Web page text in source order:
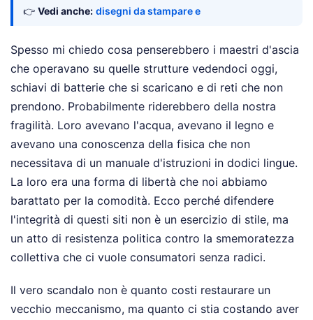
👉 Vedi anche: disegni da stampare e
Spesso mi chiedo cosa penserebbero i maestri d'ascia
che operavano su quelle strutture vedendoci oggi,
schiavi di batterie che si scaricano e di reti che non
prendono. Probabilmente riderebbero della nostra
fragilità. Loro avevano l'acqua, avevano il legno e
avevano una conoscenza della fisica che non
necessitava di un manuale d'istruzioni in dodici lingue.
La loro era una forma di libertà che noi abbiamo
barattato per la comodità. Ecco perché difendere
l'integrità di questi siti non è un esercizio di stile, ma
un atto di resistenza politica contro la smemoratezza
collettiva che ci vuole consumatori senza radici.
Il vero scandalo non è quanto costi restaurare un
vecchio meccanismo, ma quanto ci stia costando aver